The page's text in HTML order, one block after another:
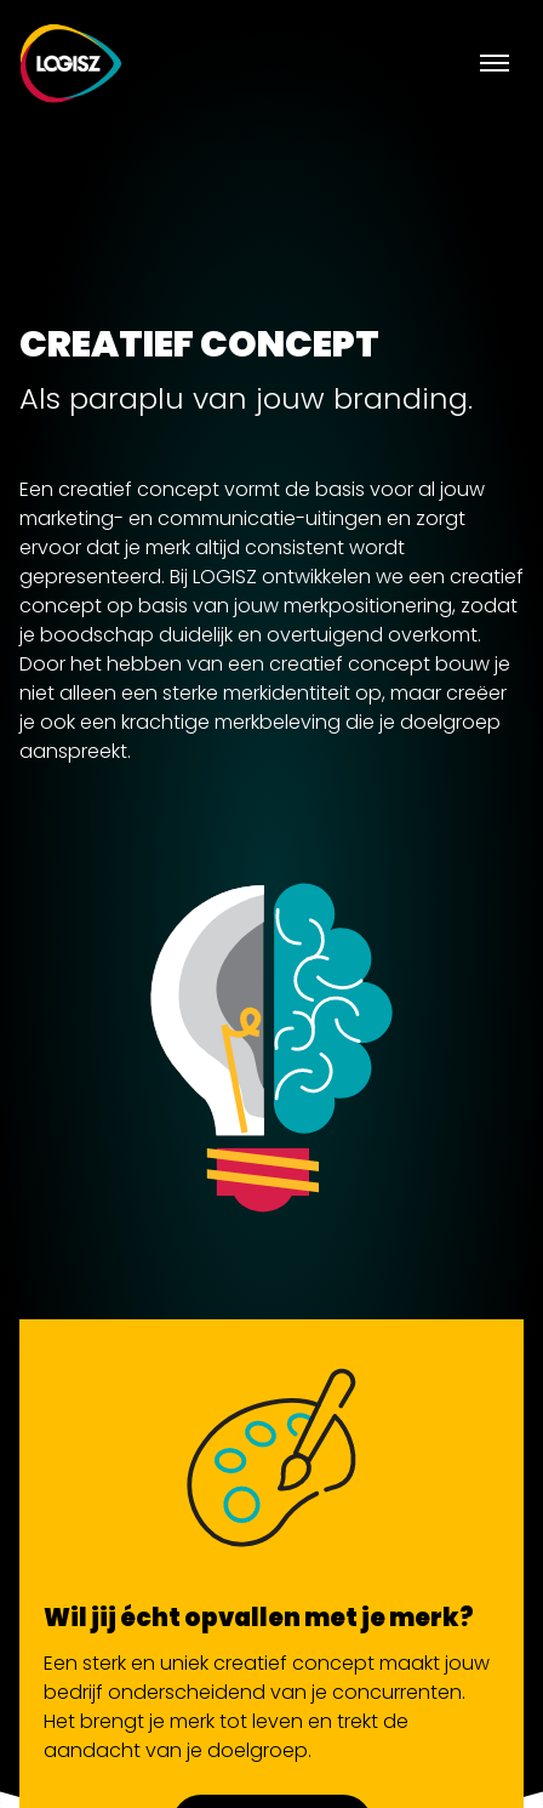
CREATIEF CONCEPT
Als paraplu van jouw branding.
Een creatief concept vormt de basis voor al jouw
marketing- en communicatie-uitingen en zorgt
ervoor dat je merk altijd consistent wordt
gepresenteerd. Bij LOGISZ ontwikkelen we een creatief
concept op basis van jouw merkpositionering, zodat
je boodschap duidelijk en overtuigend overkomt.
Door het hebben van een creatief concept bouw je
niet alleen een sterke merkidentiteit op, maar creëer
je ook een krachtige merkbeleving die je doelgroep
aanspreekt.
Wil jij écht opvallen met je merk?
Een sterk en uniek creatief concept maakt jouw
bedrijf onderscheidend van je concurrenten.
Het brengt je merk tot leven en trekt de
aandacht van je doelgroep.